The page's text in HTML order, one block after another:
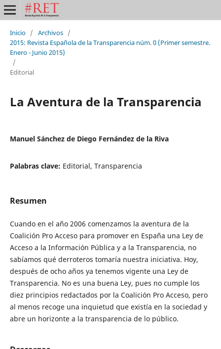
Inicio / Archivos /
2015: Revista Española de la Transparencia núm. 0 (Primer semestre.
Enero - Junio 2015)
/
Editorial
La Aventura de la Transparencia
Manuel Sánchez de Diego Fernández de la Riva
Palabras clave: Editorial, Transparencia
Resumen
Cuando en el año 2006 comenzamos la aventura de la
Coalición Pro Acceso para promover en España una Ley de
Acceso a la Información Pública y a la Transparencia, no
sabíamos qué derroteros tomaría nuestra iniciativa. Hoy,
después de ocho años ya tenemos vigente una Ley de
Transparencia. No es una buena Ley, pues no cumple los
diez principios redactados por la Coalición Pro Acceso, pero
al menos recoge una inquietud que existía en la sociedad y
abre un horizonte a la transparencia de lo público.